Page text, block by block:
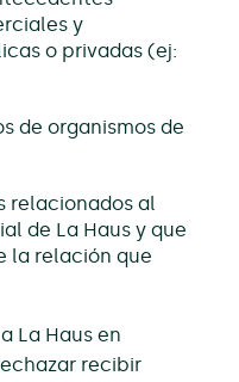
y
o privadas (ej:
de organismos de
relacionados al
de La Haus y que
la relación que
La Haus en
recibir